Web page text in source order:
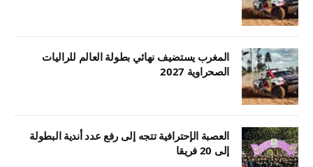
المغرب يستضيف نهائي بطولة العالم للراليات
الصحراوية 2027
العصبة الإحترافية تتجه إلى رفع عدد أندية البطولة
إلى 20 فريقا